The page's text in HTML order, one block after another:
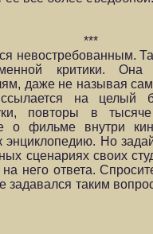
***
невостребованным.
критики. Она
даже не называя
на целый
повторы в
о фильме внутри
энциклопедию. Но
сценариях своих
него ответа.
задавался таким